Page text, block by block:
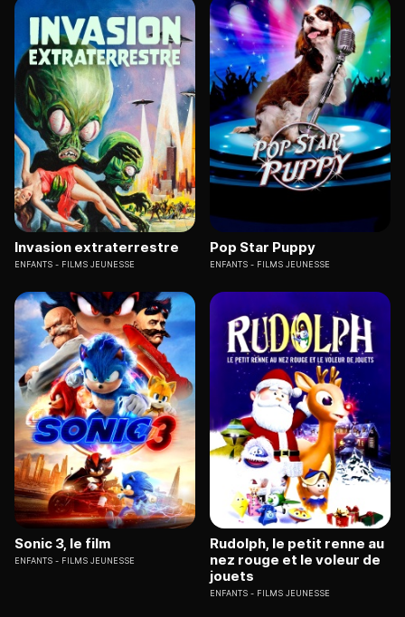
Invasion extraterrestre
ENFANTS FILMS JEUNESSE
Pop Star Puppy
ENFANTS FILMS JEUNESSE
Sonic 3, le film
ENFANTS FILMS JEUNESSE
Rudolph, le petit renne au
nez rouge et le voleur de
jouets
ENFANTS FILMS JEUNESSE